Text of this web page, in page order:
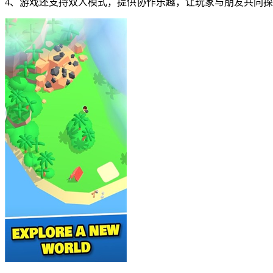
4、游戏还支持双人模式，提供协作乐趣，让玩家与朋友共同